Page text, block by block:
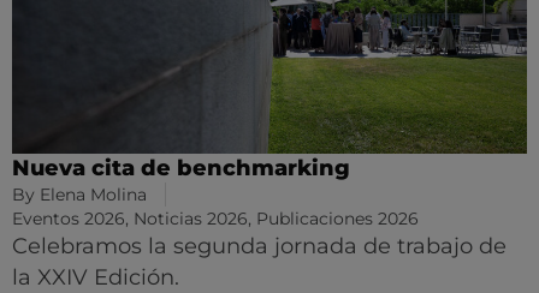
Nueva cita de benchmarking
By Elena Molina
Eventos 2026, Noticias 2026, Publicaciones 2026
Celebramos la segunda jornada de trabajo de
la XXIV Edición.